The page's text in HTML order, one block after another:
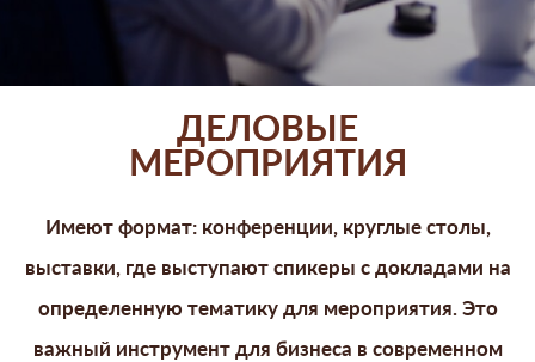
ДЕЛОВЫЕ
МЕРОПРИЯТИЯ
Имеют формат: конференции, круглые столы,
выставки, где выступают спикеры с докладами на
определенную тематику для мероприятия. Это
важный инструмент для бизнеса в современном